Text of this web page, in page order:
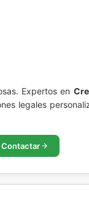
Expertos en
legales
Contactar